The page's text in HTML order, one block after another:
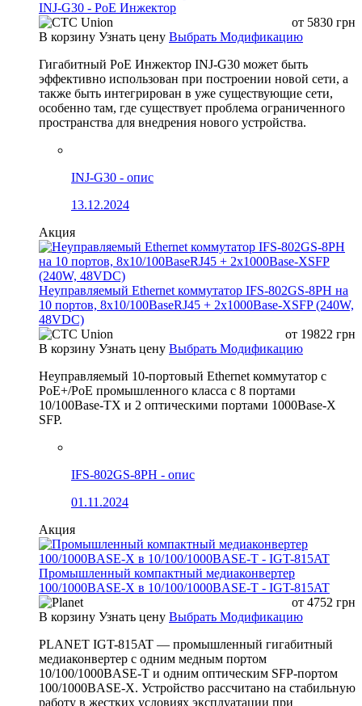
INJ-G30 - PoE Инжектор
от 5830 грн
В корзину Узнать цену Выбрать Модификацию
Гигабитный PoE Инжектор INJ-G30 может быть
эффективно использован при построении новой сети, а
также быть интегрирован в уже существующие сети,
особенно там, где существует проблема ограниченного
пространства для внедрения нового устройства.
INJ-G30 - опис
13.12.2024
Акция
Неуправляемый Ethernet коммутатор IFS-802GS-8PH на
10 портов, 8x10/100BaseRJ45 + 2x1000Base-XSFP (240W,
48VDC)
от 19822 грн
В корзину Узнать цену Выбрать Модификацию
Неуправляемый 10-портовый Ethernet коммутатор с
PoE+/PoE промышленного класса с 8 портами
10/100Base-TX и 2 оптическими портами 1000Base-X
SFP.
IFS-802GS-8PH - опис
01.11.2024
Акция
Промышленный компактный медиаконвертер
100/1000BASE-X в 10/100/1000BASE-T - IGT-815AT
от 4752 грн
В корзину Узнать цену Выбрать Модификацию
PLANET IGT-815AT — промышленный гигабитный
медиаконвертер с одним медным портом
10/100/1000BASE-T и одним оптическим SFP-портом
100/1000BASE-X. Устройство рассчитано на стабильную
работу в жестких условиях эксплуатации при